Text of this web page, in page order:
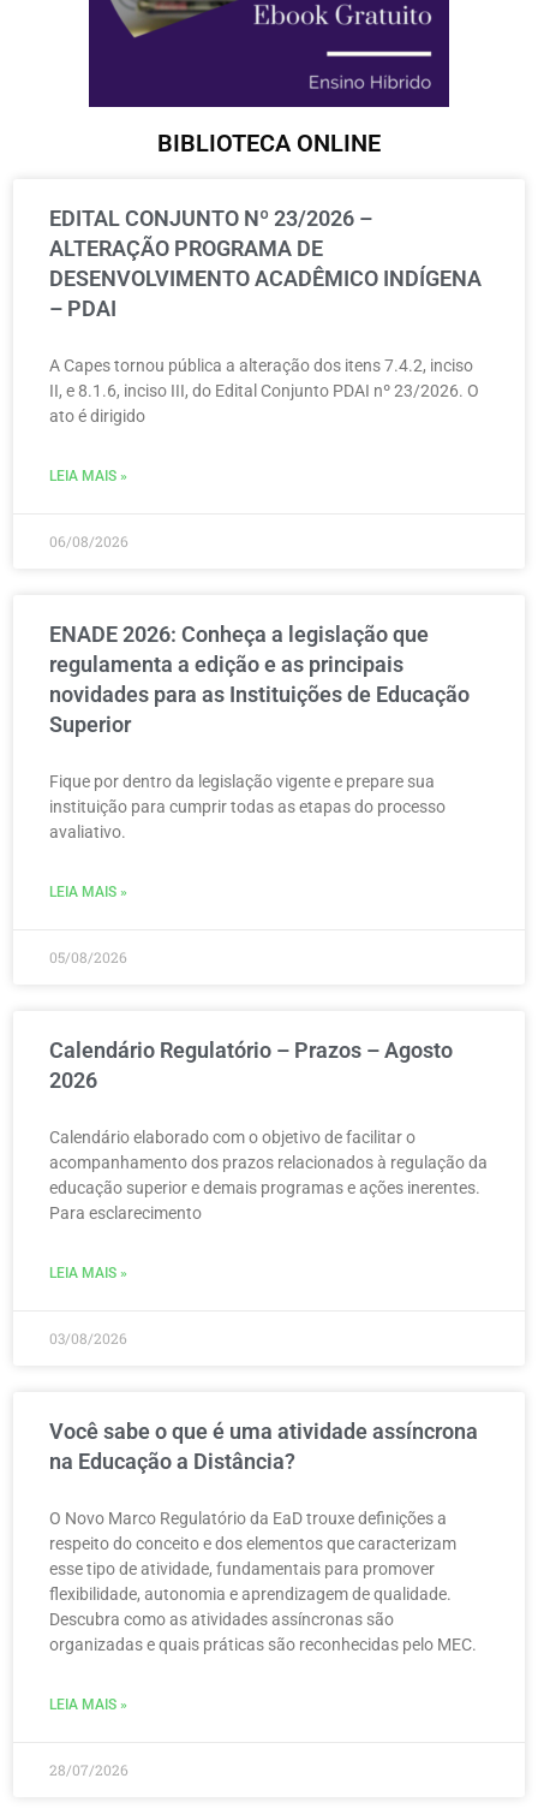
BIBLIOTECA ONLINE
EDITAL CONJUNTO Nº 23/2026 –
ALTERAÇÃO PROGRAMA DE
DESENVOLVIMENTO ACADÊMICO INDÍGENA
– PDAI
A Capes tornou pública a alteração dos itens 7.4.2, inciso
II, e 8.1.6, inciso III, do Edital Conjunto PDAI nº 23/2026. O
ato é dirigido
LEIA MAIS »
06/08/2026
ENADE 2026: Conheça a legislação que
regulamenta a edição e as principais
novidades para as Instituições de Educação
Superior
Fique por dentro da legislação vigente e prepare sua
instituição para cumprir todas as etapas do processo
avaliativo.
LEIA MAIS »
05/08/2026
Calendário Regulatório – Prazos – Agosto
2026
Calendário elaborado com o objetivo de facilitar o
acompanhamento dos prazos relacionados à regulação da
educação superior e demais programas e ações inerentes.
Para esclarecimento
LEIA MAIS »
03/08/2026
Você sabe o que é uma atividade assíncrona
na Educação a Distância?
O Novo Marco Regulatório da EaD trouxe definições a
respeito do conceito e dos elementos que caracterizam
esse tipo de atividade, fundamentais para promover
flexibilidade, autonomia e aprendizagem de qualidade.
Descubra como as atividades assíncronas são
organizadas e quais práticas são reconhecidas pelo MEC.
LEIA MAIS »
28/07/2026